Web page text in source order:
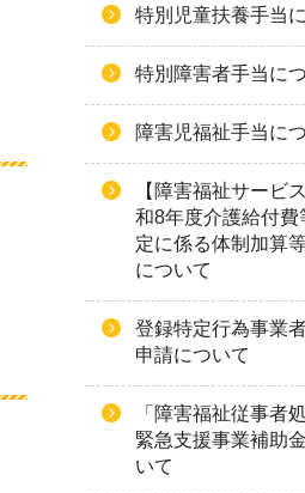
特別児童扶養手当
特別障害者手当に
障害児福祉手当に
【障害福祉サービ
和8年度介護給付費
定に係る体制加算
について
登録特定行為事業
申請について
「障害福祉従事者
緊急支援事業補助
いて